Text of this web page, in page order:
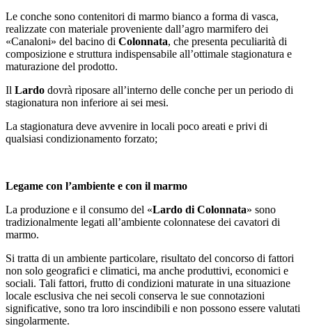
Le conche sono contenitori di marmo bianco a forma di vasca,
realizzate con materiale proveniente dall’agro marmifero dei
«Canaloni» del bacino di Colonnata, che presenta peculiarità di
composizione e struttura indispensabile all’ottimale stagionatura e
maturazione del prodotto.
Il Lardo dovrà riposare all’interno delle conche per un periodo di
stagionatura non inferiore ai sei mesi.
La stagionatura deve avvenire in locali poco areati e privi di
qualsiasi condizionamento forzato;
Legame con l’ambiente e con il marmo
La produzione e il consumo del «Lardo di Colonnata» sono
tradizionalmente legati all’ambiente colonnatese dei cavatori di
marmo.
Si tratta di un ambiente particolare, risultato del concorso di fattori
non solo geografici e climatici, ma anche produttivi, economici e
sociali. Tali fattori, frutto di condizioni maturate in una situazione
locale esclusiva che nei secoli conserva le sue connotazioni
significative, sono tra loro inscindibili e non possono essere valutati
singolarmente.